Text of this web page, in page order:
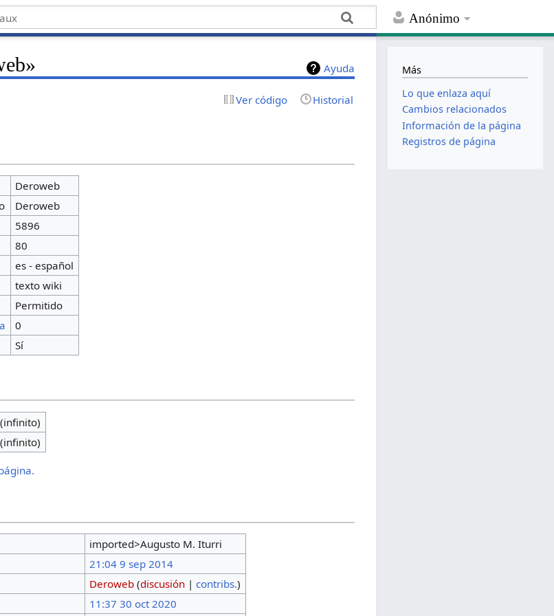
Anónimo
Ayuda
Ver código Historial
Deroweb
Deroweb
5896
80
es - español
texto wiki
Permitido
0
Sí
imported>Augusto M. Iturri
21:04 9 sep 2014
Deroweb (discusión |contribs.)
11:37 30 oct 2020
Más
Lo que enlaza aquí
Cambios relacionados
Información de la página
Registros de página